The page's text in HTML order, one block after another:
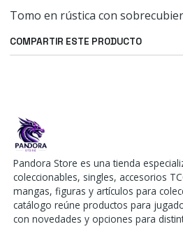
Tomo en rústica con
COMPARTIR ESTE PRODUCTO
Pandora Store es una tienda
coleccionables, singles, accesorios
mangas, figuras y artículos para
catálogo reúne productos para
con novedades y opciones para